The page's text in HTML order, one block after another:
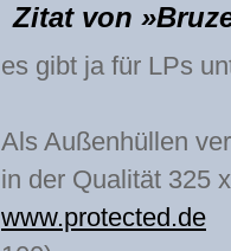
Zitat von
es gibt ja für LPs
Als Außenhüllen
in der Qualität 325
www.protected.de